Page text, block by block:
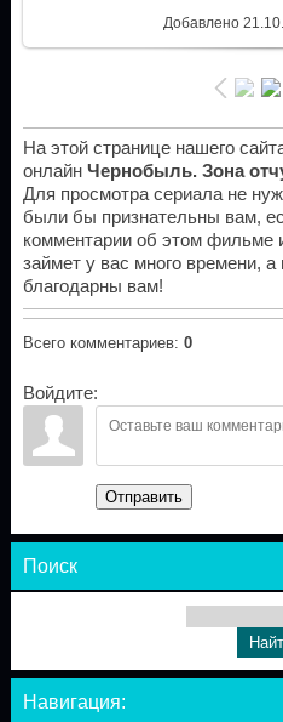
Добавлено
На этой странице нашего
онлайн Чернобыль. Зона
Для просмотра сериала не
были бы признательны вам,
комментарии об этом фильме
займет у вас много времени,
благодарны вам!
Всего комментариев: 0
Войдите:
Отправить
Поиск
Навигация: